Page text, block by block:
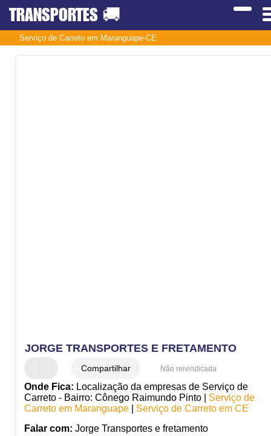
TRANSPORTES 🚚
Serviço de Carreto em Maranguape-CE
JORGE TRANSPORTES E FRETAMENTO
Compartilhar Não reivindicada
Onde Fica: Localização da empresas de Serviço de
Carreto - Bairro: Cônego Raimundo Pinto | Serviço de
Carreto em Maranguape| Serviço de Carreto em CE
Falar com: Jorge Transportes e fretamento